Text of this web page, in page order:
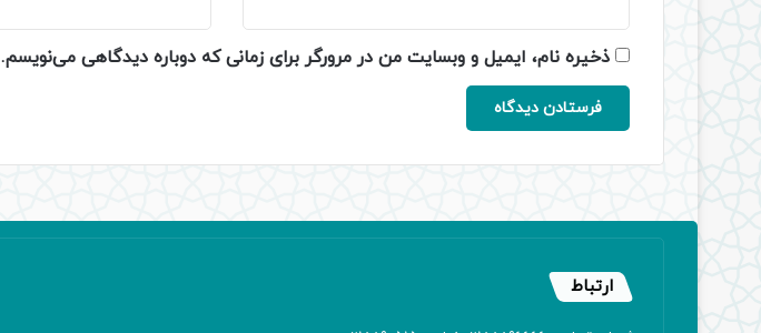
ذخیره نام، ایمیل و وبسایت من در مرورگر برای زمانی که دوباره دیدگاهی می‌نویسم.
ارتباط